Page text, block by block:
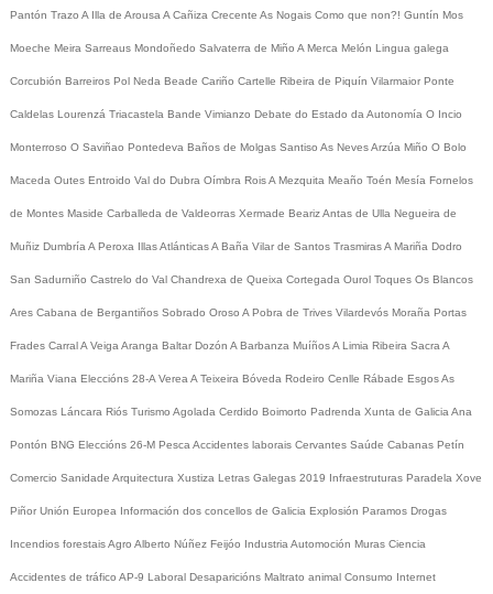
Pantón Trazo A Illa de Arousa A Cañiza Crecente As Nogais Como que non?! Guntín Mos
Moeche Meira Sarreaus Mondoñedo Salvaterra de Miño A Merca Melón Lingua galega
Corcubión Barreiros Pol Neda Beade Cariño Cartelle Ribeira de Piquín Vilarmaior Ponte
Caldelas Lourenzá Triacastela Bande Vimianzo Debate do Estado da Autonomía O Incio
Monterroso O Saviñao Pontedeva Baños de Molgas Santiso As NevesArzúa Miño O Bolo
Maceda Outes Entroido Val do Dubra Oímbra RoisA Mezquita Meaño Toén Mesía Fornelos
de Montes Maside Carballeda de Valdeorras Xermade BearizAntas de Ulla Negueira de
Muñiz Dumbría A Peroxa Illas AtlánticasA Baña Vilar de Santos TrasmirasA Mariña Dodro
San Sadurniño Castrelo do Val Chandrexa de Queixa Cortegada Ourol Toques Os Blancos
Ares Cabana de Bergantiños Sobrado Oroso A Pobra de Trives Vilardevós Moraña Portas
Frades CarralA Veiga Aranga Baltar Dozón A Barbanza MuíñosA Limia Ribeira Sacra A
Mariña Viana Eleccións 28-A Verea A Teixeira Bóveda Rodeiro Cenlle Rábade EsgosAs
Somozas Láncara Riós Turismo Agolada Cerdido Boimorto Padrenda Xunta de Galicia Ana
Pontón BNG Eleccións 26-M Pesca Accidentes laborais Cervantes Saúde Cabanas Petín
Comercio Sanidade Arquitectura Xustiza Letras Galegas 2019 Infraestruturas Paradela Xove
Piñor Unión Europea Información dos concellos de Galicia Explosión Paramos Drogas
Incendios forestaisAgro Alberto Núñez Feijóo Industria Automoción Muras Ciencia
Accidentes de tráfico AP-9 Laboral Desaparicións Maltrato animal Consumo Internet